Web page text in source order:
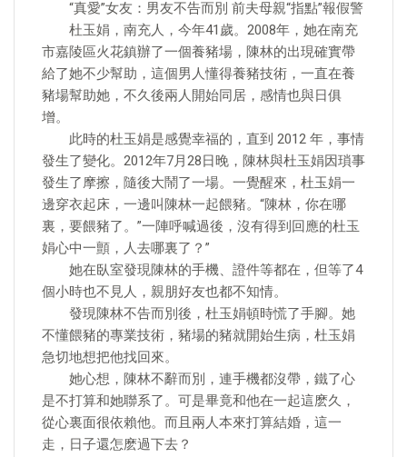
“真愛”女友：男友不告而別 前夫母親“指點”報假警
杜玉娟，南充人，今年41歲。2008年，她在南充
市嘉陵區火花鎮辦了一個養豬場，陳林的出現確實帶
給了她不少幫助，這個男人懂得養豬技術，一直在養
豬場幫助她，不久後兩人開始同居，感情也與日俱
增。
此時的杜玉娟是感覺幸福的，直到 2012 年，事情
發生了變化。2012年7月28日晚，陳林與杜玉娟因瑣事
發生了摩擦，隨後大鬧了一場。一覺醒來，杜玉娟一
邊穿衣起床，一邊叫陳林一起餵豬。“陳林，你在哪
裏，要餵豬了。”一陣呼喊過後，沒有得到回應的杜玉
娟心中一顫，人去哪裏了？”
她在臥室發現陳林的手機、證件等都在，但等了4
個小時也不見人，親朋好友也都不知情。
發現陳林不告而別後，杜玉娟頓時慌了手腳。她
不懂餵豬的專業技術，豬場的豬就開始生病，杜玉娟
急切地想把他找回來。
她心想，陳林不辭而別，連手機都沒帶，鐵了心
是不打算和她聯系了。可是畢竟和他在一起這麽久，
從心裏面很依賴他。而且兩人本來打算結婚，這一
走，日子還怎麽過下去？